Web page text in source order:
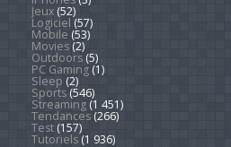
Jeux(52)
Logiciel (57)
Mobile (53)
Movies(2)
Outdoors(5)
PC Gaming(1)
Sleep (2)
Sports(546)
Streaming(1 451)
Tendances(266)
Test(157)
Tutoriels(1 936)